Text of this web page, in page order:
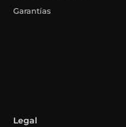
Garantías
Legal